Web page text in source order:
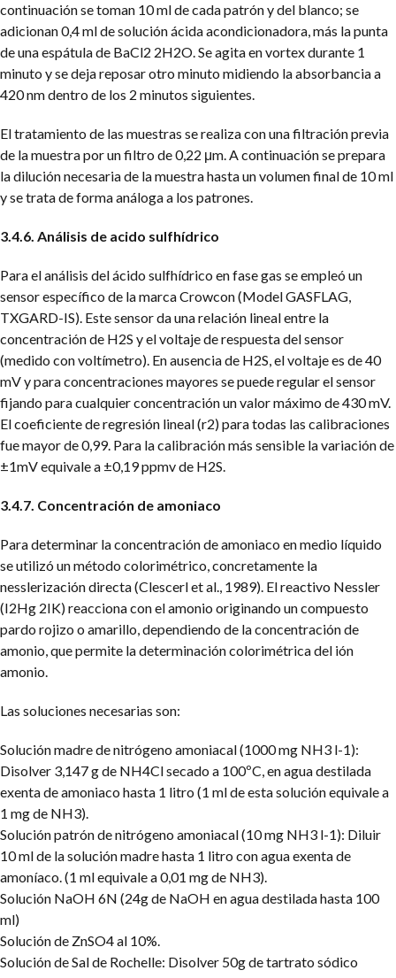
continuación se toman 10 ml de cada patrón y del blanco; se
adicionan 0,4 ml de solución ácida acondicionadora, más la punta
de una espátula de BaCl2 2H2O. Se agita en vortex durante 1
minuto y se deja reposar otro minuto midiendo la absorbancia a
420 nm dentro de los 2 minutos siguientes.
El tratamiento de las muestras se realiza con una filtración previa
de la muestra por un filtro de 0,22 μm. A continuación se prepara
la dilución necesaria de la muestra hasta un volumen final de 10 ml
y se trata de forma análoga a los patrones.
3.4.6. Análisis de acido sulfhídrico
Para el análisis del ácido sulfhídrico en fase gas se empleó un
sensor específico de la marca Crowcon (Model GASFLAG,
TXGARD-IS). Este sensor da una relación lineal entre la
concentración de H2S y el voltaje de respuesta del sensor
(medido con voltímetro). En ausencia de H2S, el voltaje es de 40
mV y para concentraciones mayores se puede regular el sensor
fijando para cualquier concentración un valor máximo de 430 mV.
El coeficiente de regresión lineal (r2) para todas las calibraciones
fue mayor de 0,99. Para la calibración más sensible la variación de
±1mV equivale a ±0,19 ppmv de H2S.
3.4.7. Concentración de amoniaco
Para determinar la concentración de amoniaco en medio líquido
se utilizó un método colorimétrico, concretamente la
nesslerización directa (Clescerl et al., 1989). El reactivo Nessler
(I2Hg 2IK) reacciona con el amonio originando un compuesto
pardo rojizo o amarillo, dependiendo de la concentración de
amonio, que permite la determinación colorimétrica del ión
amonio.
Las soluciones necesarias son:
Solución madre de nitrógeno amoniacal (1000 mg NH3 l-1):
Disolver 3,147 g de NH4Cl secado a 100ºC, en agua destilada
exenta de amoniaco hasta 1 litro (1 ml de esta solución equivale a
1 mg de NH3).
Solución patrón de nitrógeno amoniacal (10 mg NH3 l-1): Diluir
10 ml de la solución madre hasta 1 litro con agua exenta de
amoníaco. (1 ml equivale a 0,01 mg de NH3).
Solución NaOH 6N (24g de NaOH en agua destilada hasta 100
ml)
Solución de ZnSO4 al 10%.
Solución de Sal de Rochelle: Disolver 50g de tartrato sódico